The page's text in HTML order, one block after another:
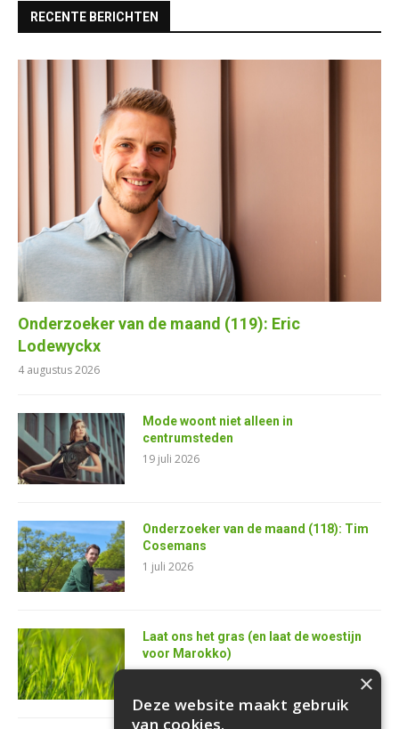
RECENTE BERICHTEN
Onderzoeker van de maand (119): Eric
Lodewyckx
4 augustus 2026
Mode woont niet alleen in
centrumsteden
19 juli 2026
Onderzoeker van de maand (118): Tim
Cosemans
1 juli 2026
Laat ons het gras (en laat de woestijn
voor Marokko)
25 juni 2026 ×
Deze website maakt gebruik
van cookies.